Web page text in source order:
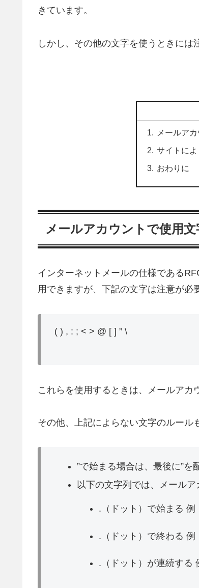
きています。
しかし、その他の文字を使うときには
メールア
サイトに
おわりに
メールアカウントで使用
インターネットメールの仕様である
用できますが、下記の文字は注意が必
( ) , : ; < > @ [ ] ” \
これらを使用するときは、メールアカ
その他、上記によらない文字のルール
”で始まる場合は、最後に”を
以下の文字列では、メールア
.（ドット）で始まる 例
.（ドット）で終わる 例
.（ドット）が連続する